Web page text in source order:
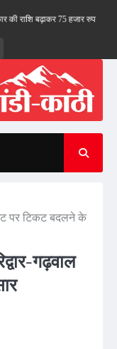
बढ़ाकर 75 हजार रुपये की भाजपा
पर टिकट बदलने के
गढ़वाल